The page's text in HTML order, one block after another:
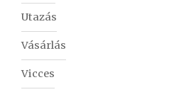
Utazás
Vásárlás
Vicces